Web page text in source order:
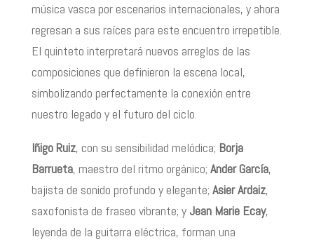
música vasca por escenarios internacionales, y ahora
regresan a sus raíces para este encuentro irrepetible.
El quinteto interpretará nuevos arreglos de las
composiciones que definieron la escena local,
simbolizando perfectamente la conexión entre
nuestro legado y el futuro del ciclo.
Iñigo Ruiz, con su sensibilidad melódica; Borja
Barrueta, maestro del ritmo orgánico; Ander García,
bajista de sonido profundo y elegante; Asier Ardaiz,
saxofonista de fraseo vibrante; y Jean Marie Ecay,
leyenda de la guitarra eléctrica, forman una